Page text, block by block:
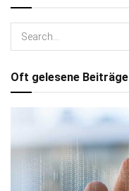
Oft gelesene Beiträge